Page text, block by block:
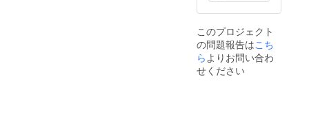
一般販
売を開
始させ
ていた
だきま
す。 ※
都合
上、ま
た社会
情勢の
影響等
によ
り、お
で承っ
ており
ます。
交換品
の再交
換・返
品は
す。ご
了承く
い。 ※
交換は
原則サ
イズ交
が完了
ラーか
ら順次
一般販
売を開
始させ
※生産の
上、ま
た社会
情勢の
影響等
によ
このプロジェクト
の問題報告はこち
ら よりお問い合わ
せください